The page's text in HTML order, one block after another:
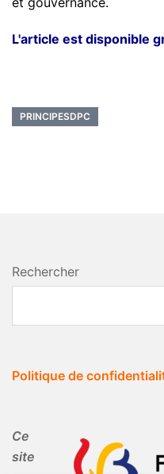
L'article est disponible
PRINCIPESDPC
Rechercher
Politique de
Ce
site